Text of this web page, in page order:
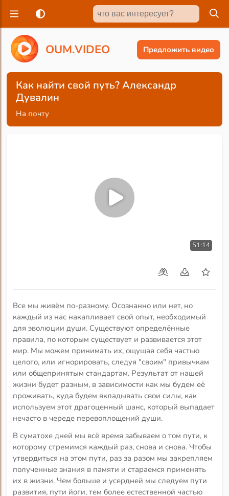
OUM.VIDEO Предложить видео
Как найти свой путь? Александр
Дувалин
На почту
51:14
Все мы живём по-разному. Осознанно или нет, но
каждый из нас накапливает свой опыт, необходимый
для эволюции души. Существуют определённые
правила, по которым существует и развивается этот
мир. Мы можем принимать их, ощущая себя частью
целого, или игнорировать, следуя "своим" привычкам
или общепринятым стандартам. Результат от нашей
жизни будет разным, в зависимости как мы будем её
проживать, куда будем вкладывать свои силы, как
используем этот драгоценный шанс, который выпадает
нечасто в череде перевоплощений души.
В суматохе дней мы всё время забываем о том пути, к
которому стремимся каждый раз, снова и снова. Чтобы
утвердиться на этом пути, раз за разом мы закрепляем
полученные знания в памяти и стараемся применять
их в жизни. Чем больше и усердней мы следуем пути
развития, пути йоги, тем более естественной частью